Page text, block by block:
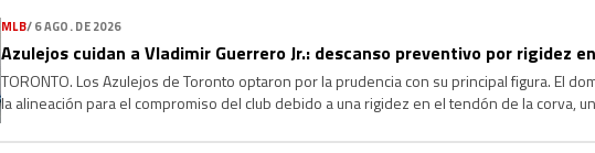
MLB/6 AGO. DE 2026
Azulejos cuidan a Vladimir Guerrero Jr.: descanso preventivo por rigidez
TORONTO. Los Azulejos de Toronto optaron por la prudencia con su principal figura. El
la alineación para el compromiso del club debido a una rigidez en el tendón de la corva,